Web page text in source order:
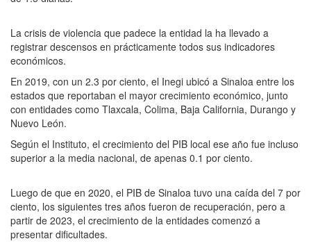
La crisis de violencia que padece la entidad la ha llevado a
registrar descensos en prácticamente todos sus indicadores
económicos.
En 2019, con un 2.3 por ciento, el Inegi ubicó a Sinaloa entre los
estados que reportaban el mayor crecimiento económico, junto
con entidades como Tlaxcala, Colima, Baja California, Durango y
Nuevo León.
Según el Instituto, el crecimiento del PIB local ese año fue incluso
superior a la media nacional, de apenas 0.1 por ciento.
Luego de que en 2020, el PIB de Sinaloa tuvo una caída del 7 por
ciento, los siguientes tres años fueron de recuperación, pero a
partir de 2023, el crecimiento de la entidades comenzó a
presentar dificultades.